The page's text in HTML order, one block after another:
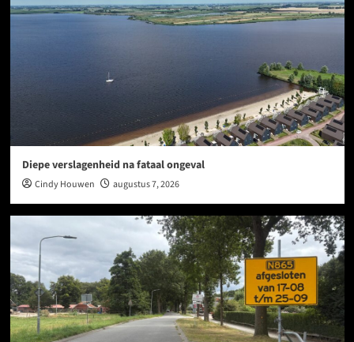
Diepe verslagenheid na fataal ongeval
Cindy Houwen augustus 7, 2026